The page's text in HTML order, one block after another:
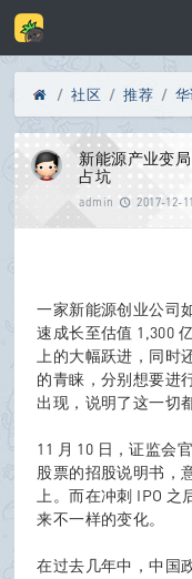
Di
u
z!
»
社区
›
推荐
›
新能源产业变
占坑
admin 2017-12-
一家新能源创业公司
速成长至估值 1,300
上的大幅跃进，同时
的青睐，分别想要进
出现，说明了这一切
11 月 10 日，证监会
股票的招股说明书，
上。而在冲刺 IPO
来不一样的变化。
在过去几年中，中国